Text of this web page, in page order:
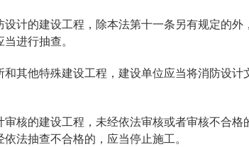
计的建设工程，除本法第十一条另有规定的
进行抽查。
其他特殊建设工程，建设单位应当将消防设
核的建设工程，未经依法审核或者审核不合
法抽查不合格的，应当停止施工。